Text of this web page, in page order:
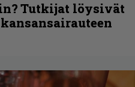
Tutkijat löysivät